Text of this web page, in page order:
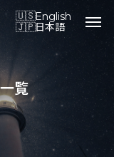
English
日本語
覧